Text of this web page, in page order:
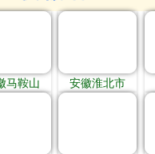
马鞍山 安徽淮北市